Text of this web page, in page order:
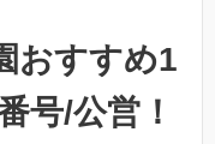
おすすめ1
号/公営！